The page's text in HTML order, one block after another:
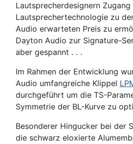
Lautsprecherdesignern
Lautsprechertechnologie zu
Audio erwarteten Preis zu
Dayton Audio zur Signature-
aber gespannt . . .
Im Rahmen der Entwicklung
Audio umfangreiche Klippel
durchgeführt um die TS-
Symmetrie der BL-Kurve zu
Besonderer Hingucker bei der
die schwarz eloxierte